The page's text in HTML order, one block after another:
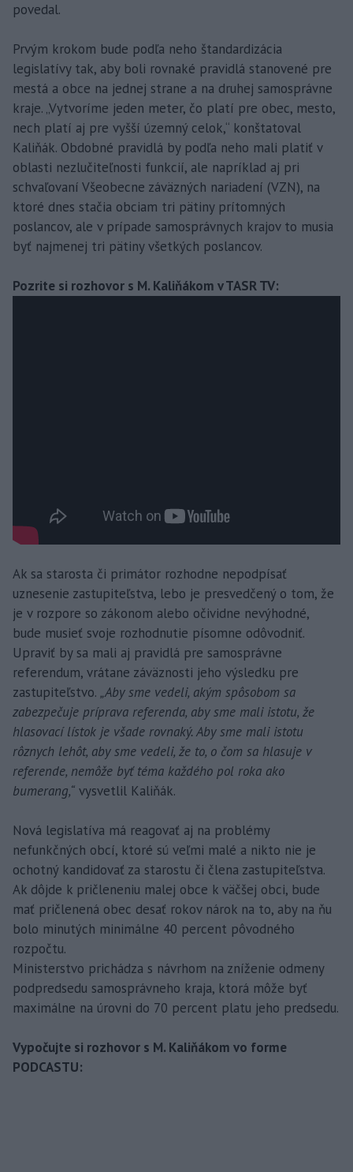
povedal.
Prvým krokom bude podľa neho štandardizácia
legislatívy tak, aby boli rovnaké pravidlá stanovené pre
mestá a obce na jednej strane a na druhej samosprávne
kraje. „Vytvoríme jeden meter, čo platí pre obec, mesto,
nech platí aj pre vyšší územný celok,“ konštatoval
Kaliňák. Obdobné pravidlá by podľa neho mali platiť v
oblasti nezlučiteľnosti funkcií, ale napríklad aj pri
schvaľovaní Všeobecne záväzných nariadení (VZN), na
ktoré dnes stačia obciam tri pätiny prítomných
poslancov, ale v prípade samosprávnych krajov to musia
byť najmenej tri pätiny všetkých poslancov.
Pozrite si rozhovor s M. Kaliňákom v TASR TV:
Ak sa starosta či primátor rozhodne nepodpísať
uznesenie zastupiteľstva, lebo je presvedčený o tom, že
je v rozpore so zákonom alebo očividne nevýhodné,
bude musieť svoje rozhodnutie písomne odôvodniť.
Upraviť by sa mali aj pravidlá pre samosprávne
referendum, vrátane záväznosti jeho výsledku pre
zastupiteľstvo. „Aby sme vedeli, akým spôsobom sa
zabezpečuje príprava referenda, aby sme mali istotu, že
hlasovací lístok je všade rovnaký. Aby sme mali istotu
rôznych lehôt, aby sme vedeli, že to, o čom sa hlasuje v
referende, nemôže byť téma každého pol roka ako
bumerang,“ vysvetlil Kaliňák.
Nová legislatíva má reagovať aj na problémy
nefunkčných obcí, ktoré sú veľmi malé a nikto nie je
ochotný kandidovať za starostu či člena zastupiteľstva.
Ak dôjde k pričleneniu malej obce k väčšej obci, bude
mať pričlenená obec desať rokov nárok na to, aby na ňu
bolo minutých minimálne 40 percent pôvodného
rozpočtu.
Ministerstvo prichádza s návrhom na zníženie odmeny
podpredsedu samosprávneho kraja, ktorá môže byť
maximálne na úrovni do 70 percent platu jeho predsedu.
Vypočujte si rozhovor s M. Kaliňákom vo forme
PODCASTU: